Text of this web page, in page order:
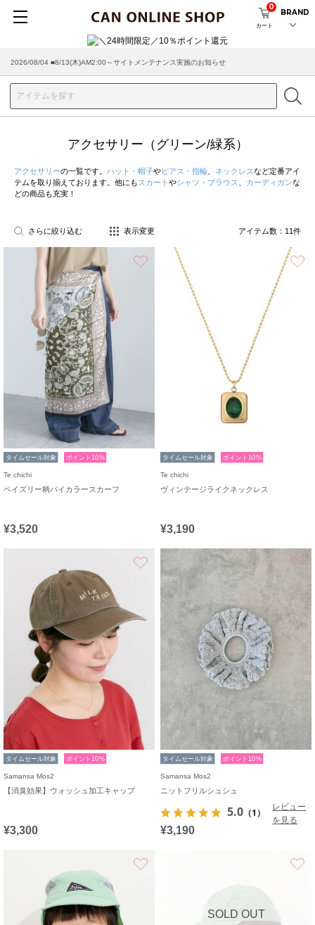
カート
0
BRAND
2026/08/04 ■8/13(木)AM2:00～サイトメンテナンス実施のお知らせ
2026/03/18 ■店舗受け取りサービスのご案内
アクセサリー（グリーン/緑系）
アクセサリーの一覧です。 ハット・帽子やピアス・指輪 ネックレスなど定番アイ
テムを取り揃えております。他にも スカート やシャツ・ブラウス カーディガンな
どの商品も充実！
さらに絞り込む 表示変更 アイテム数： 11件
お気に入り
タイムセール対象 ポイント10%
Te chichi
ペイズリー柄バイカラースカーフ
¥3,520
タイムセール対象 ポイント10%
Te chichi
ヴィンテージライクネックレス
¥3,190
タイムセール対象 ポイント10%
Samansa Mos2
【消臭効果】ウォッシュ加工キャップ
¥3,300
タイムセール対象 ポイント10%
Samansa Mos2
ニットフリルシュシュ
5.0 （1）
レビュー
を見る
¥3,190
SOLD OUT